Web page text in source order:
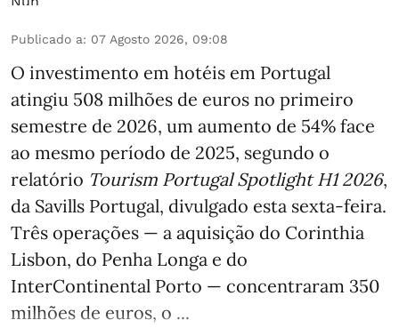
Publicado a: 07 Agosto 2026, 09:08
O investimento em hotéis em Portugal
atingiu 508 milhões de euros no primeiro
semestre de 2026, um aumento de 54% face
ao mesmo período de 2025, segundo o
relatório Tourism Portugal Spotlight H1 2026,
da Savills Portugal, divulgado esta sexta-feira.
Três operações — a aquisição do Corinthia
Lisbon, do Penha Longa e do
InterContinental Porto — concentraram 350
milhões de euros, o ...